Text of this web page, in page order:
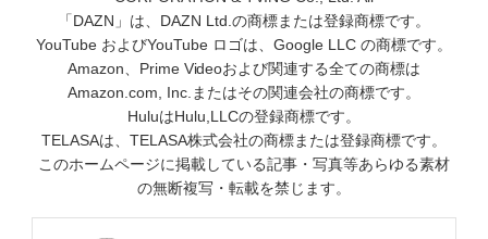
「DAZN」は、DAZN Ltd.の商標または登録商標です。
YouTube およびYouTube ロゴは、Google LLC の商標です。
Amazon、Prime Videoおよび関連する全ての商標は
Amazon.com, Inc.またはその関連会社の商標です。
HuluはHulu,LLCの登録商標です。
TELASAは、TELASA株式会社の商標または登録商標です。
このホームページに掲載している記事・写真等あらゆる素材
の無断複写・転載を禁じます。